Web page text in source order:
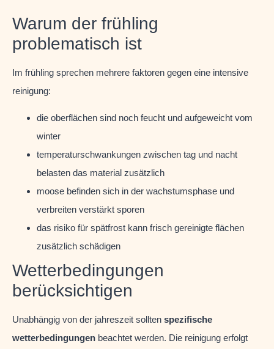
Warum der frühling
problematisch ist
Im frühling sprechen mehrere faktoren gegen eine intensive
reinigung:
die oberflächen sind noch feucht und aufgeweicht vom
winter
temperaturschwankungen zwischen tag und nacht
belasten das material zusätzlich
moose befinden sich in der wachstumsphase und
verbreiten verstärkt sporen
das risiko für spätfrost kann frisch gereinigte flächen
zusätzlich schädigen
Wetterbedingungen
berücksichtigen
Unabhängig von der jahreszeit sollten spezifische
wetterbedingungen beachtet werden. Die reinigung erfolgt